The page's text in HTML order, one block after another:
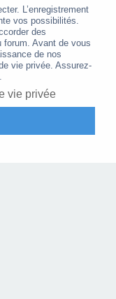
L’enregistrement
vos possibilités.
des
forum. Avant de vous
de nos
vie privée. Assurez-
vie privée